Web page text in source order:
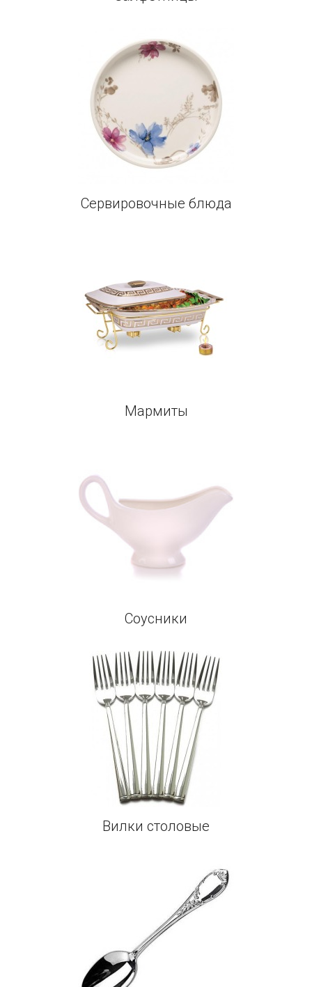
Сервировочные блюда
Мармиты
Соусники
Вилки столовые